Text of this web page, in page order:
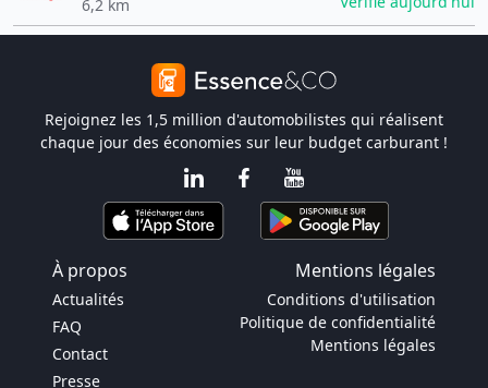
6,2 km
Rejoignez les 1,5 million d'automobilistes qui réalisent
chaque jour des économies sur leur budget carburant !
À propos Mentions légales
Actualités
FAQ
Contact
Presse
Conditions d'utilisation
Politique de confidentialité
Mentions légales